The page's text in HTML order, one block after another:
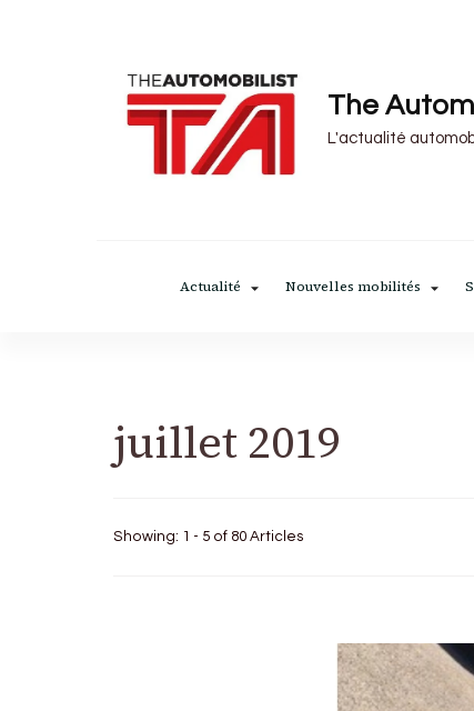
The
L'actualité
Actualité Nouvelles mobilités
juillet 2019
Showing: 1 - 5 of 80 Articles